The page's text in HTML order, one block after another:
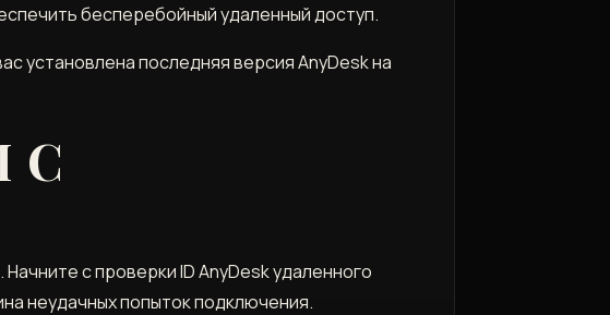
бесперебойный удаленный доступ.
установлена последняя версия AnyDesk на
С
с проверки ID AnyDesk удаленного
неудачных попыток подключения.